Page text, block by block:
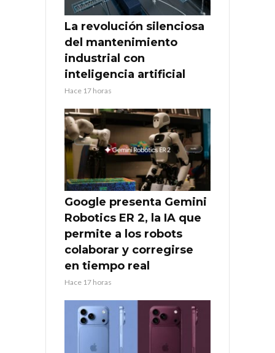
La revolución silenciosa
del mantenimiento
industrial con
inteligencia artificial
Hace 17 horas
Google presenta Gemini
Robotics ER 2, la IA que
permite a los robots
colaborar y corregirse
en tiempo real
Hace 17 horas